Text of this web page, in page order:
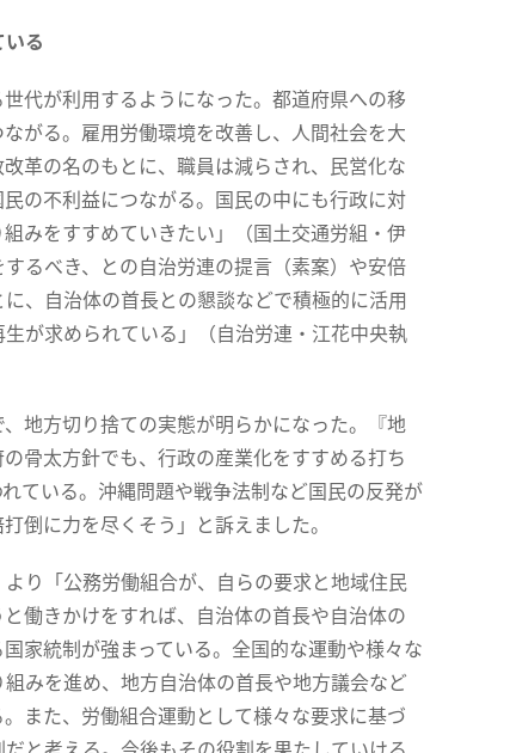
る
代が利用するようになった。都道府県への移
がる。雇用労働環境を改善し、人間社会を大
革の名のもとに、職員は減らされ、民営化な
の不利益につながる。国民の中にも行政に対
みをすすめていきたい」（国土交通労組・伊
るべき、との自治労連の提言（素案）や安倍
、自治体の首長との懇談などで積極的に活用
が求められている」（自治労連・江花中央執
地方切り捨ての実態が明らかになった。『地
骨太方針でも、行政の産業化をすすめる打ち
ている。沖縄問題や戦争法制など国民の反発が
倒に力を尽くそう」と訴えました。
り「公務労働組合が、自らの要求と地域住民
働きかけをすれば、自治体の首長や自治体の
家統制が強まっている。全国的な運動や様々な
みを進め、地方自治体の首長や地方議会など
また、労働組合運動として様々な要求に基づ